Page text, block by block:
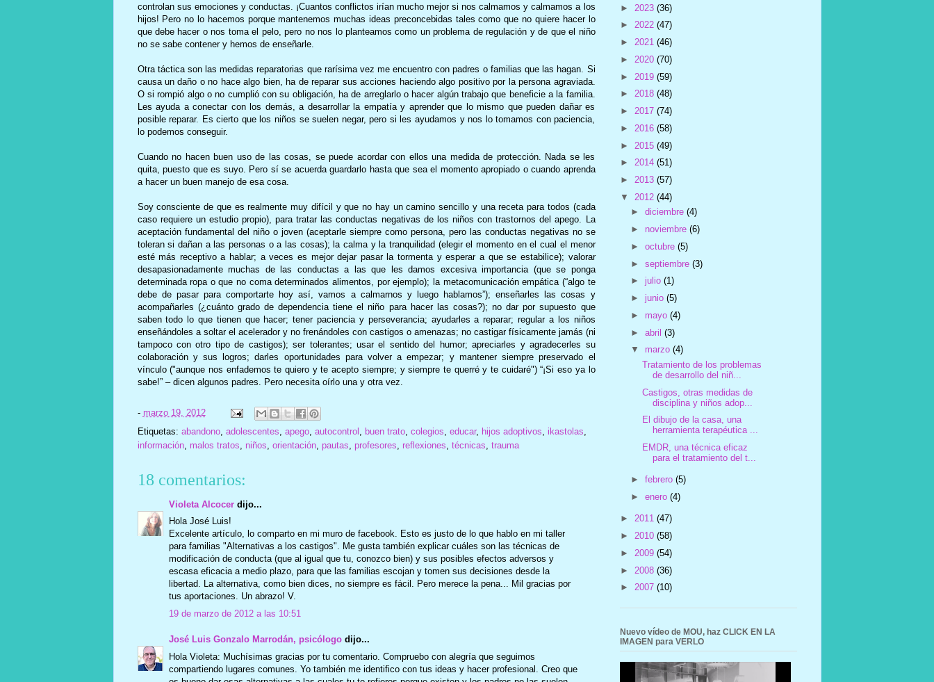
controlan sus emociones y conductas. ¡Cuantos conflictos irían mucho mejor si nos calmamos y calmamos a los
hijos! Pero no lo hacemos porque mantenemos muchas ideas preconcebidas tales como que no quiere hacer lo
que debe hacer o nos toma el pelo, pero no nos lo planteamos como un problema de regulación y de que el niño
no se sabe contener y hemos de enseñarle.
Otra táctica son las medidas reparatorias que rarísima vez me encuentro con padres o familias que las hagan. Si
causa un daño o no hace algo bien, ha de reparar sus acciones haciendo algo positivo por la persona agraviada.
O si rompió algo o no cumplió con su obligación, ha de arreglarlo o hacer algún trabajo que beneficie a la familia.
Les ayuda a conectar con los demás, a desarrollar la empatía y aprender que lo mismo que pueden dañar es
posible reparar. Es cierto que los niños se suelen negar, pero si les ayudamos y nos lo tomamos con paciencia,
lo podemos conseguir.
Cuando no hacen buen uso de las cosas, se puede acordar con ellos una medida de protección. Nada se les
quita, puesto que es suyo. Pero sí se acuerda guardarlo hasta que sea el momento apropiado o cuando aprenda
a hacer un buen manejo de esa cosa.
Soy consciente de que es realmente muy difícil y que no hay un camino sencillo y una receta para todos (cada
caso requiere un estudio propio), para tratar las conductas negativas de los niños con trastornos del apego. La
aceptación fundamental del niño o joven (aceptarle siempre como persona, pero las conductas negativas no se
toleran si dañan a las personas o a las cosas); la calma y la tranquilidad (elegir el momento en el cual el menor
esté más receptivo a hablar; a veces es mejor dejar pasar la tormenta y esperar a que se estabilice); valorar
desapasionadamente muchas de las conductas a las que les damos excesiva importancia (que se ponga
determinada ropa o que no coma determinados alimentos, por ejemplo); la metacomunicación empática (“algo te
debe de pasar para comportarte hoy así, vamos a calmarnos y luego hablamos”); enseñarles las cosas y
acompañarles (¿cuánto grado de dependencia tiene el niño para hacer las cosas?); no dar por supuesto que
saben todo lo que tienen que hacer; tener paciencia y perseverancia; ayudarles a reparar; regular a los niños
enseñándoles a soltar el acelerador y no frenándoles con castigos o amenazas; no castigar físicamente jamás (ni
tampoco con otro tipo de castigos); ser tolerantes; usar el sentido del humor; apreciarles y agradecerles su
colaboración y sus logros; darles oportunidades para volver a empezar; y mantener siempre preservado el
vínculo ("aunque nos enfademos te quiero y te acepto siempre; y siempre te querré y te cuidaré") “¡Si eso ya lo
sabe!” – dicen algunos padres. Pero necesita oírlo una y otra vez.
- marzo 19, 2012
Etiquetas: abandono, adolescentes apego, autocontrol buen trato, colegios educar, hijos adoptivos ikastolas
información, malos tratos niños orientación, pautas profesores reflexiones técnicas trauma
18 comentarios:
Violeta Alcocerdijo...
Hola José Luis!
Excelente artículo, lo comparto en mi muro de facebook. Esto es justo de lo que hablo en mi taller
para familias "Alternativas a los castigos". Me gusta también explicar cuáles son las técnicas de
modificación de conducta (que al igual que tu, conozco bien) y sus posibles efectos adversos y
escasa eficacia a medio plazo, para que las familias escojan y tomen sus decisiones desde la
libertad. La alternativa, como bien dices, no siempre es fácil. Pero merece la pena... Mil gracias por
tus aportaciones. Un abrazo! V.
19 de marzo de 2012 a las 10:51
José Luis Gonzalo Marrodán, psicólogodijo...
Hola Violeta: Muchísimas gracias por tu comentario. Compruebo con alegría que seguimos
compartiendo lugares comunes. Yo también me identifico con tus ideas y hacer profesional. Creo que
► 2023 (36)
► 2022 (47)
► 2021 (46)
► 2020 (70)
► 2019 (59)
► 2018 (48)
► 2017 (74)
► 2016 (58)
► 2015 (49)
► 2014 (51)
► 2013 (57)
▼ 2012 (44)
►diciembre(4)
► noviembre(6)
►octubre(5)
►septiembre(3)
►julio(1)
►junio(5)
► mayo(4)
►abril(3)
▼ marzo(4)
Tratamiento de los problemas
de desarrollo del niñ...
Castigos, otras medidas de
disciplina y niños adop...
El dibujo de la casa, una
herramienta terapéutica ...
EMDR, una técnica eficaz
para el tratamiento del t...
►febrero(5)
►enero(4)
► 2011 (47)
► 2010 (58)
► 2009 (54)
► 2008 (36)
► 2007 (10)
Nuevo vídeo de MOU, haz CLICK EN LA
IMAGEN para VERLO